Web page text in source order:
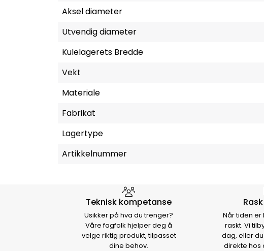
Aksel diameter
Utvendig diameter
Kulelagerets Bredde
Vekt
Materiale
Fabrikat
Lagertype
Artikkelnummer
Hvorfor velge Storm Halvorsen
Teknisk kompetanse
Usikker på hva du trenger?
Våre fagfolk hjelper deg å
velge riktig produkt, tilpasset
dine behov.
Når tiden er
raskt. Vi
dag, eller
direkte hos